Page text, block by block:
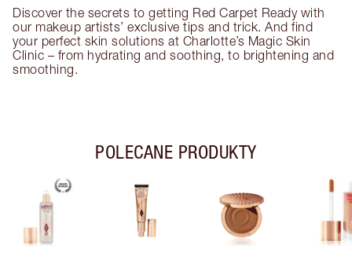
Discover the secrets to getting Red Carpet Ready with
our makeup artists’ exclusive tips and trick. And find
your perfect skin solutions at Charlotte’s Magic Skin
Clinic – from hydrating and soothing, to brightening and
smoothing.
POLECANE PRODUKTY